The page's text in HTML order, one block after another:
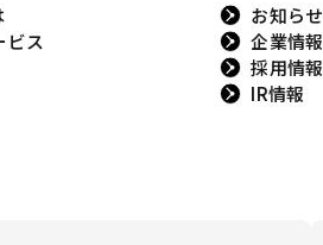
ビス
お知らせ
企業情報
採用情報
IR情報